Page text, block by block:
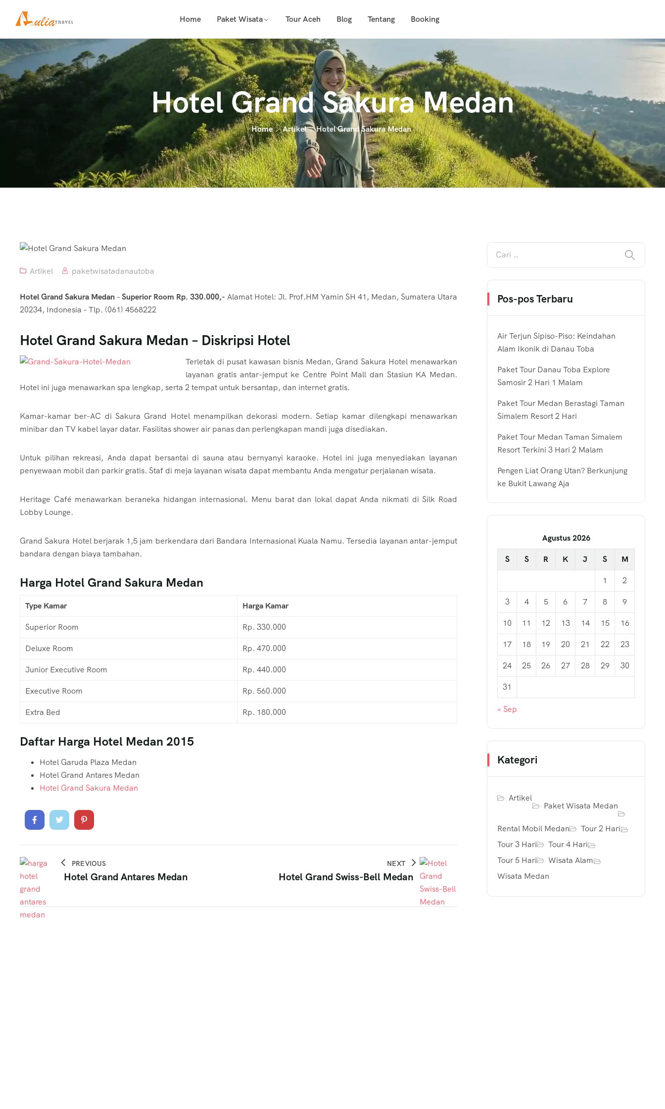
Home Paket Wisata Tour Aceh Blog Tentang Booking
Hotel Grand Sakura Medan
Home Artikel Hotel Grand Sakura Medan
Artikel paketwisatadanautoba
Hotel Grand Sakura Medan–Superior Room Rp. 330.000,- Alamat Hotel: Jl. Prof.HM Yamin SH 41, Medan, Sumatera Utara
20234, Indonesia – Tlp. (061) 4568222
Hotel Grand Sakura Medan – Diskripsi Hotel
Terletak di pusat kawasan bisnis Medan, Grand Sakura Hotel menawarkan
layanan gratis antar-jemput ke Centre Point Mall dan Stasiun KA Medan.
Hotel ini juga menawarkan spa lengkap, serta 2 tempat untuk bersantap, dan internet gratis.
Kamar-kamar ber-AC di Sakura Grand Hotel menampilkan dekorasi modern. Setiap kamar dilengkapi menawarkan
minibar dan TV kabel layar datar. Fasilitas shower air panas dan perlengkapan mandi juga disediakan.
Untuk pilihan rekreasi, Anda dapat bersantai di sauna atau bernyanyi karaoke. Hotel ini juga menyediakan layanan
penyewaan mobil dan parkir gratis. Staf di meja layanan wisata dapat membantu Anda mengatur perjalanan wisata.
Heritage Café menawarkan beraneka hidangan internasional. Menu barat dan lokal dapat Anda nikmati di Silk Road
Lobby Lounge.
Grand Sakura Hotel berjarak 1,5 jam berkendara dari Bandara Internasional Kuala Namu. Tersedia layanan antar-jemput
bandara dengan biaya tambahan.
Harga Hotel Grand Sakura Medan
Type Kamar Harga Kamar
Superior Room Rp. 330.000
Deluxe Room Rp. 470.000
Junior Executive Room Rp. 440.000
Executive Room Rp. 560.000
Extra Bed Rp. 180.000
Daftar Harga Hotel Medan 2015
Hotel Garuda Plaza Medan
Hotel Grand Antares Medan
Hotel Grand Sakura Medan
PREVIOUS
Hotel Grand Antares Medan
NEXT
Hotel Grand Swiss-Bell Medan
Pos-pos Terbaru
Air Terjun Sipiso-Piso: Keindahan
Alam Ikonik di Danau Toba
Paket Tour Danau Toba Explore
Samosir 2 Hari 1 Malam
Paket Tour Medan Berastagi Taman
Simalem Resort 2 Hari
Paket Tour Medan Taman Simalem
Resort Terkini 3 Hari 2 Malam
Pengen Liat Orang Utan? Berkunjung
ke Bukit Lawang Aja
Agustus 2026
S S R K J S M
1 2
3 4 5 6 7 8 9
10 11 12 13 14 15 16
17 18 19 20 21 22 23
24 25 26 27 28 29 30
31
« Sep
Kategori
Artikel
Paket Wisata Medan
Rental Mobil Medan
Tour 2 Hari
Tour 3 Hari
Tour 4 Hari
Tour 5 Hari
Wisata Alam
Wisata Medan